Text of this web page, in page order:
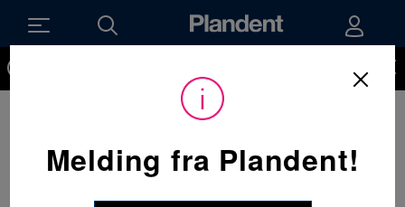
Melding fra Plandent!